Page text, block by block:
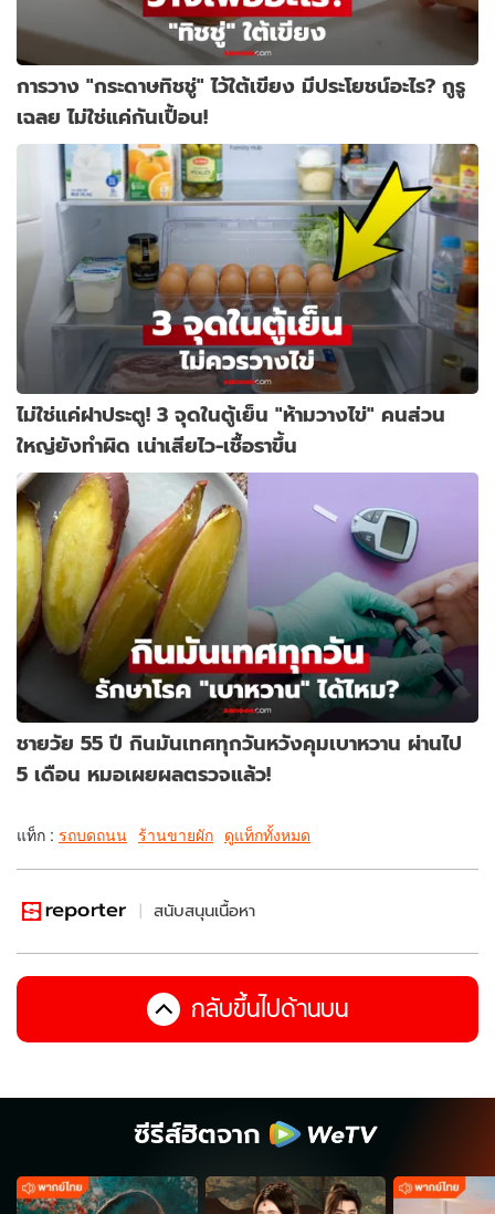
การวาง "กระดาษทิชชู่" ไว้ใต้เขียง มีประโยชน์อะไร? กูรู
เฉลย ไม่ใช่แค่กันเปื้อน!
ไม่ใช่แค่ฝาประตู! 3 จุดในตู้เย็น "ห้ามวางไข่" คนส่วน
ใหญ่ยังทำผิด เน่าเสียไว-เชื้อราขึ้น
ชายวัย 55 ปี กินมันเทศทุกวันหวังคุมเบาหวาน ผ่านไป
5 เดือน หมอเผยผลตรวจแล้ว!
แท็ก : รถบดถนน ร้านขายผัก ดูแท็กทั้งหมด
สนับสนุนเนื้อหา
กลับขึ้นไปด้านบน
ซีรีส์ฮิตจาก